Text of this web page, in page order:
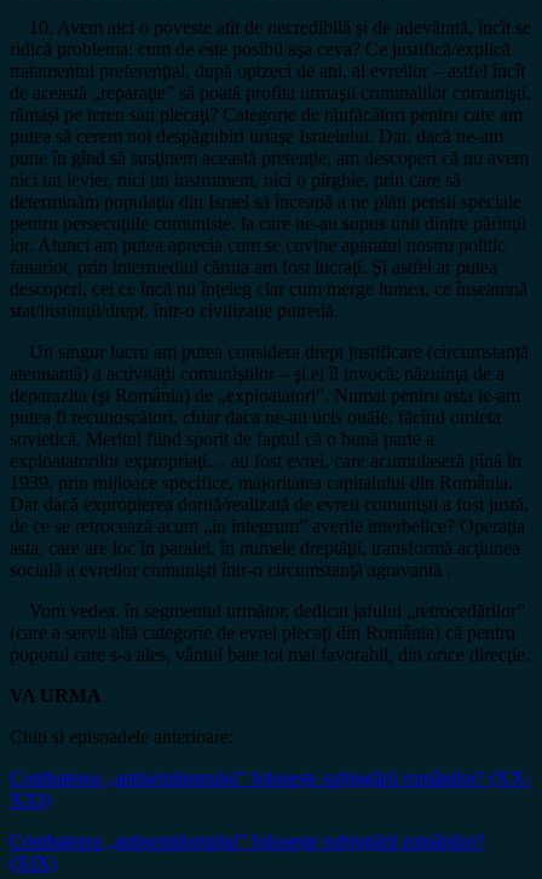
10. Avem aici o poveste atît de necredibilă şi de adevărată, încît se
ridică problema: cum de este posibil aşa ceva? Ce justifică/explică
tratamentul preferenţial, după optzeci de ani, al evreilor – astfel încît
de această „reparaţie” să poată profita urmaşii criminalilor comunişti,
rămaşi pe teren sau plecaţi? Categorie de răufăcători pentru care am
putea să cerem noi despăgubiri uriaşe Israelului. Dar, dacă ne-am
pune în gînd să susţinem această pretenţie, am descoperi că nu avem
nici un levier, nici un instrument, nici o pîrghie, prin care să
determinăm populaţia din Israel să înceapă a ne plăti pensii speciale
pentru persecuţiile comuniste, la care ne-au supus unii dintre părinţii
lor. Atunci am putea aprecia cum se cuvine aparatul nostru politic
fanariot, prin intermediul căruia am fost lucraţi. Şi astfel ar putea
descoperi, cei ce încă nu înţeleg clar cum merge lumea, ce înseamnă
stat/instituţii/drept, într-o civilizatie putredă.
Un singur lucru am putea considera drept justificare (circumstanţă
atenuantă) a activităţii comuniştilor – şi ei îl invocă: năzuinţa de a
deparazita (şi România) de „exploatatori”. Numai pentru asta le-am
putea fi recunoscători, chiar daca ne-au ucis ouăle, făcînd omleta
sovietică. Meritul fiind sporit de faptul că o bună parte a
exploatatorilor expropriaţi… au fost evrei, care acumulaseră pînă în
1939, prin mijloace specifice, majoritatea capitalului din România.
Dar dacă expropierea dorită/realizată de evreii comunişti a fost justă,
de ce se retrocează acum „in integrum” averile interbelice? Operaţia
asta, care are loc în paralel, în numele dreptăţii, transformă acţiunea
socială a evreilor comunişti într-o circumstanţă agravantă .
Vom vedea, în segmentul următor, dedicat jafului „retrocedărilor”
(care a servit altă categorie de evrei plecaţi din România) că pentru
poporul care s-a ales, vântul bate tot mai favorabil, din orice direcţie.
VA URMA
Citiți și episoadele anterioare:
Combaterea „antisemitismului” folosește subjugării românilor? (XX-
XXI)
Combaterea „antisemitismului” foloseşte subjugării românilor?
(XIX)